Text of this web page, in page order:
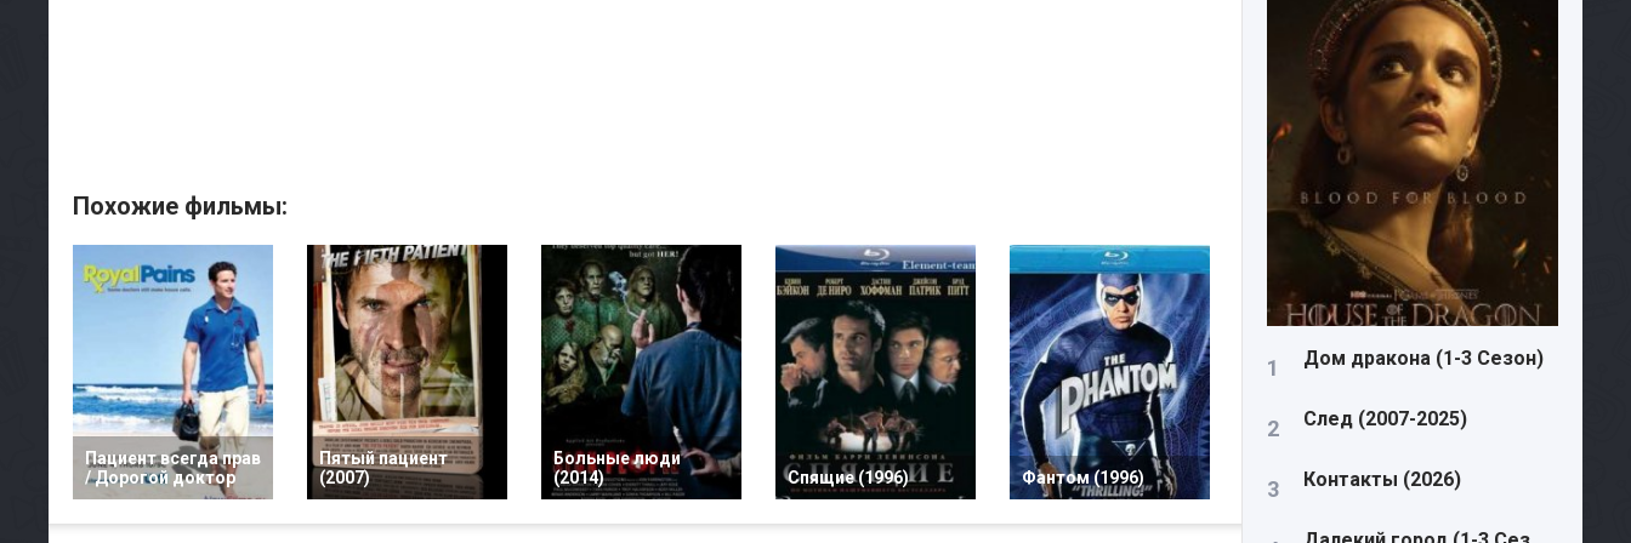
Похожие фильмы:
Пациент всегда прав
/ Дорогой доктор
Пятый пациент
(2007)
Больные люди
(2014)
Спящие (1996) Фантом (1996)
Дом дракона (1-3 Сезон)
След (2007-2025)
Контакты (2026)